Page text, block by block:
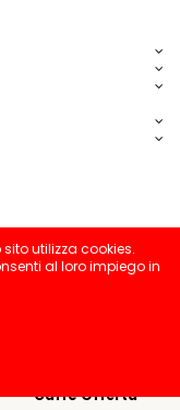
Caffè Offerta
utilizza cookies.
al loro impiego in